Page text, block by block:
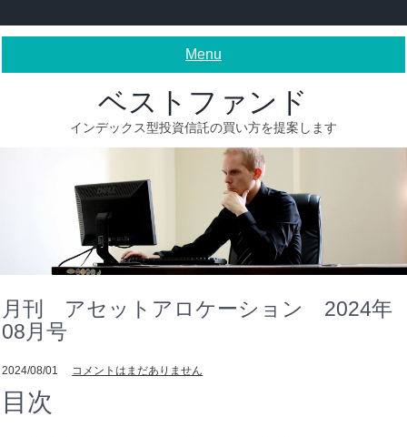
to
Menu
ベストファンド
インデックス型投資信託の買い方を提案します
月刊 アセットアロケーション 2024年
08月号
2024/08/01 コメントはまだありません
目次